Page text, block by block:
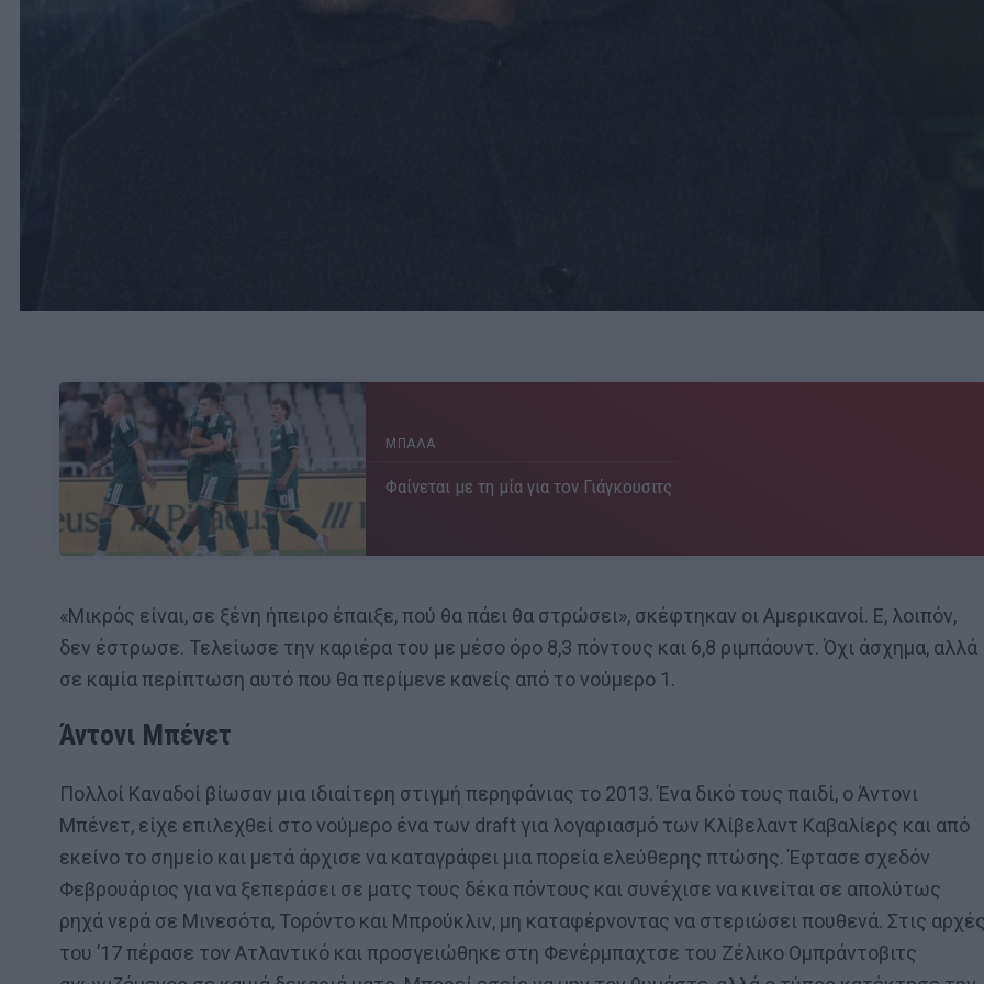
ΜΠΑΛΑ
Φαίνεται με τη μία για τον Γιάγκουσιτς
«Μικρός είναι, σε ξένη ήπειρο έπαιξε, πού θα πάει θα στρώσει», σκέφτηκαν οι Αμερικανοί. Ε, λοιπόν,
δεν έστρωσε. Τελείωσε την καριέρα του με μέσο όρο 8,3 πόντους και 6,8 ριμπάουντ. Όχι άσχημα, αλλά
σε καμία περίπτωση αυτό που θα περίμενε κανείς από το νούμερο 1.
Άντονι Μπένετ
Πολλοί Καναδοί βίωσαν μια ιδιαίτερη στιγμή περηφάνιας το 2013. Ένα δικό τους παιδί, ο Άντονι
Μπένετ, είχε επιλεχθεί στο νούμερο ένα των draft για λογαριασμό των Κλίβελαντ Καβαλίερς και από
εκείνο το σημείο και μετά άρχισε να καταγράφει μια πορεία ελεύθερης πτώσης. Έφτασε σχεδόν
Φεβρουάριος για να ξεπεράσει σε ματς τους δέκα πόντους και συνέχισε να κινείται σε απολύτως
ρηχά νερά σε Μινεσότα, Τορόντο και Μπρούκλιν, μη καταφέρνοντας να στεριώσει πουθενά. Στις
του ’17 πέρασε τον Ατλαντικό και προσγειώθηκε στη Φενέρμπαχτσε του Ζέλικο Ομπράντοβιτς